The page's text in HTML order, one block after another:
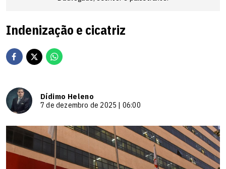
Indenização e cicatriz
Dídimo Heleno
7 de dezembro de 2025 | 06:00